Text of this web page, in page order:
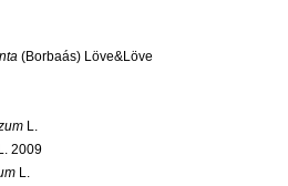
(Borbaás) Löve&Löve
L.
2009
L.